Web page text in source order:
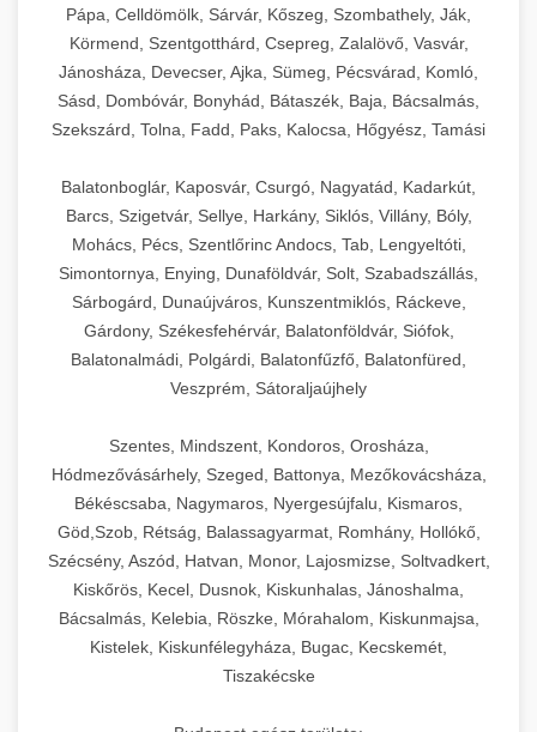
Pápa, Celldömölk, Sárvár, Kőszeg, Szombathely, Ják,
Körmend, Szentgotthárd, Csepreg, Zalalövő, Vasvár,
Jánosháza, Devecser, Ajka, Sümeg, Pécsvárad, Komló,
Sásd, Dombóvár, Bonyhád, Bátaszék, Baja, Bácsalmás,
Szekszárd, Tolna, Fadd, Paks, Kalocsa, Hőgyész, Tamási
Balatonboglár, Kaposvár, Csurgó, Nagyatád, Kadarkút,
Barcs, Szigetvár, Sellye, Harkány, Siklós, Villány, Bóly,
Mohács, Pécs, Szentlőrinc Andocs, Tab, Lengyeltóti,
Simontornya, Enying, Dunaföldvár, Solt, Szabadszállás,
Sárbogárd, Dunaújváros, Kunszentmiklós, Ráckeve,
Gárdony, Székesfehérvár, Balatonföldvár, Siófok,
Balatonalmádi, Polgárdi, Balatonfűzfő, Balatonfüred,
Veszprém, Sátoraljaújhely
Szentes, Mindszent, Kondoros, Orosháza,
Hódmezővásárhely, Szeged, Battonya, Mezőkovácsháza,
Békéscsaba, Nagymaros, Nyergesújfalu, Kismaros,
Göd,Szob, Rétság, Balassagyarmat, Romhány, Hollókő,
Szécsény, Aszód, Hatvan, Monor, Lajosmizse, Soltvadkert,
Kiskőrös, Kecel, Dusnok, Kiskunhalas, Jánoshalma,
Bácsalmás, Kelebia, Röszke, Mórahalom, Kiskunmajsa,
Kistelek, Kiskunfélegyháza, Bugac, Kecskemét,
Tiszakécske